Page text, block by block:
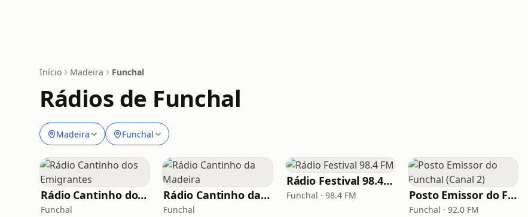
Início Madeira Funchal
Rádios de Funchal
Madeira Funchal
Rádio Cantinho dos Emigrantes
Funchal
Rádio Cantinho da Madeira
Funchal
Rádio Festival 98.4 FM
Funchal · 98.4 FM Posto Emissor do Funchal (Canal 2)
Funchal · 92.0 FM